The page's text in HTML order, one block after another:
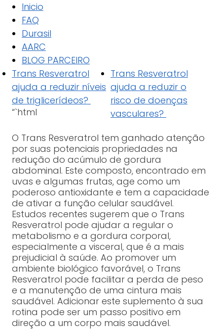
Inicio
FAQ
Durasil
AARC
BLOG PARCEIRO
Trans Resveratrol
ajuda a reduzir níveis
de triglicerídeos?
Trans Resveratrol
ajuda a reduzir o
risco de doenças
vasculares?
“`html
O Trans Resveratrol tem ganhado atenção
por suas potenciais propriedades na
redução do acúmulo de gordura
abdominal. Este composto, encontrado em
uvas e algumas frutas, age como um
poderoso antioxidante e tem a capacidade
de ativar a função celular saudável.
Estudos recentes sugerem que o Trans
Resveratrol pode ajudar a regular o
metabolismo e a gordura corporal,
especialmente a visceral, que é a mais
prejudicial à saúde. Ao promover um
ambiente biológico favorável, o Trans
Resveratrol pode facilitar a perda de peso
e a manutenção de uma cintura mais
saudável. Adicionar este suplemento à sua
rotina pode ser um passo positivo em
direção a um corpo mais saudável.